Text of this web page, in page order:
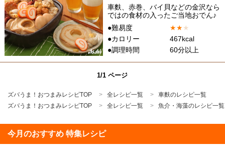
車麩、赤巻、バイ貝などの金沢なら
ではの食材の入ったご当地おでん♪
●難易度
★★★
●カロリー
467kcal
●調理時間
60分以上
1/1 ページ
ズバうま！おつまみレシピTOP 全レシピ一覧
車麩のレシピ一覧
ズバうま！おつまみレシピTOP
全レシピ一覧 魚介・海藻のレシピ一覧
今月のおすすめ 特集レシピ